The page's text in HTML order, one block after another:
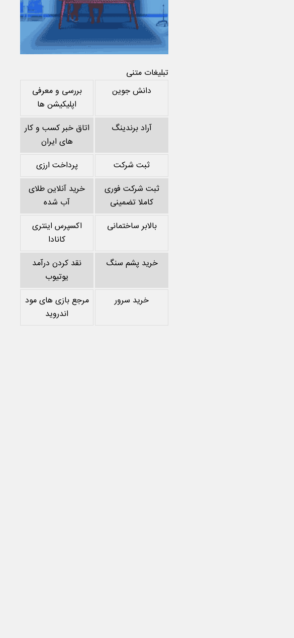
تبلیغات متنی
دانش جوین
بررسی و معرفی
اپلیکیشن ها
آراد برندینگ
اتاق خبر کسب و کار
های ایران
ثبت شرکت
پرداخت ارزی
ثبت شرکت فوری
کاملا تضمینی
خرید آنلاین طلای
آب شده
بالابر ساختمانی
اکسپرس اینتری
کانادا
خرید پشم سنگ
نقد کردن درآمد
یوتیوب
خرید سرور
مرجع بازی های مود
اندروید